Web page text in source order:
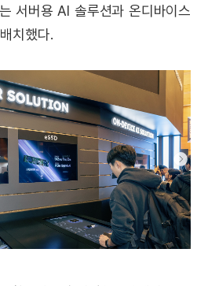
서버용 AI 솔루션과 온디바이스
치했다.